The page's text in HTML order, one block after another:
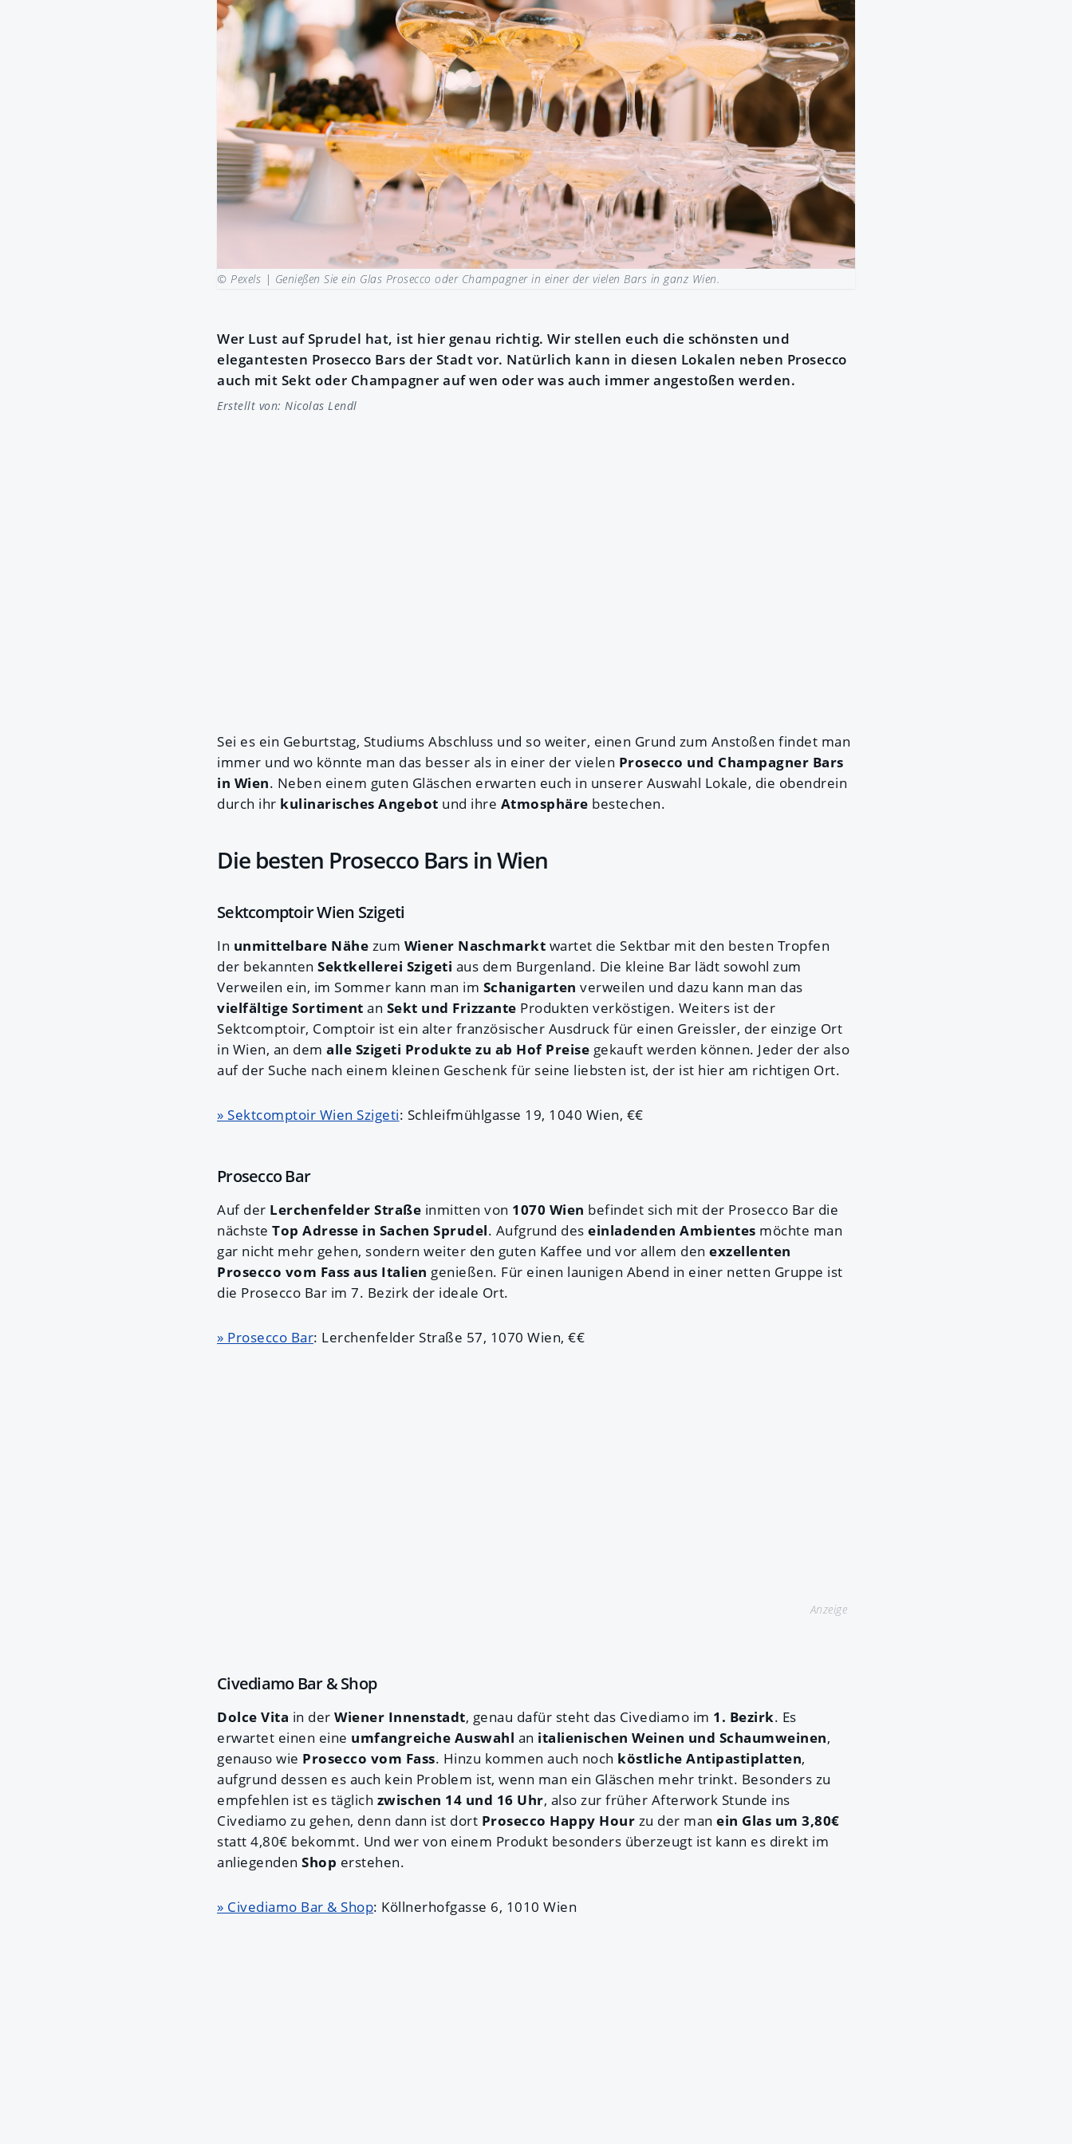
© Pexels | Genießen Sie ein Glas Prosecco oder Champagner in einer der vielen Bars in ganz Wien.
Wer Lust auf Sprudel hat, ist hier genau richtig. Wir stellen euch die schönsten und
elegantesten Prosecco Bars der Stadt vor. Natürlich kann in diesen Lokalen neben Prosecco
auch mit Sekt oder Champagner auf wen oder was auch immer angestoßen werden.
Erstellt von: Nicolas Lendl
Sei es ein Geburtstag, Studiums Abschluss und so weiter, einen Grund zum Anstoßen findet man
immer und wo könnte man das besser als in einer der vielen Prosecco und Champagner Bars
in Wien. Neben einem guten Gläschen erwarten euch in unserer Auswahl Lokale, die obendrein
durch ihr kulinarisches Angebot und ihre Atmosphäre bestechen.
Die besten Prosecco Bars in Wien
Sektcomptoir Wien Szigeti
In unmittelbare Nähe zum Wiener Naschmarkt wartet die Sektbar mit den besten Tropfen
der bekannten Sektkellerei Szigeti aus dem Burgenland. Die kleine Bar lädt sowohl zum
Verweilen ein, im Sommer kann man im Schanigarten verweilen und dazu kann man das
vielfältige Sortiment an Sekt und Frizzante Produkten verköstigen. Weiters ist der
Sektcomptoir, Comptoir ist ein alter französischer Ausdruck für einen Greissler, der einzige Ort
in Wien, an dem alle Szigeti Produkte zu ab Hof Preise gekauft werden können. Jeder der also
auf der Suche nach einem kleinen Geschenk für seine liebsten ist, der ist hier am richtigen Ort.
» Sektcomptoir Wien Szigeti: Schleifmühlgasse 19, 1040 Wien, €€
Prosecco Bar
Auf der Lerchenfelder Straße inmitten von 1070 Wien befindet sich mit der Prosecco Bar die
nächste Top Adresse in Sachen Sprudel. Aufgrund des einladenden Ambientes möchte man
gar nicht mehr gehen, sondern weiter den guten Kaffee und vor allem den exzellenten
Prosecco vom Fass aus Italien genießen. Für einen launigen Abend in einer netten Gruppe ist
die Prosecco Bar im 7. Bezirk der ideale Ort.
» Prosecco Bar: Lerchenfelder Straße 57, 1070 Wien, €€
Anzeige
Civediamo Bar & Shop
Dolce Vita in der Wiener Innenstadt, genau dafür steht das Civediamo im 1. Bezirk. Es
erwartet einen eine umfangreiche Auswahl an italienischen Weinen und Schaumweinen,
genauso wie Prosecco vom Fass. Hinzu kommen auch noch köstliche Antipastiplatten,
aufgrund dessen es auch kein Problem ist, wenn man ein Gläschen mehr trinkt. Besonders zu
empfehlen ist es täglich zwischen 14 und 16 Uhr, also zur früher Afterwork Stunde ins
Civediamo zu gehen, denn dann ist dort Prosecco Happy Hour zu der man ein Glas um 3,80€
statt 4,80€ bekommt. Und wer von einem Produkt besonders überzeugt ist kann es direkt im
anliegenden Shop erstehen.
» Civediamo Bar & Shop: Köllnerhofgasse 6, 1010 Wien